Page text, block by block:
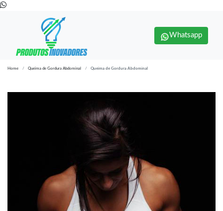
Whatsapp
Home Queima de Gordura Abdominal Queima de Gordura Abdominal